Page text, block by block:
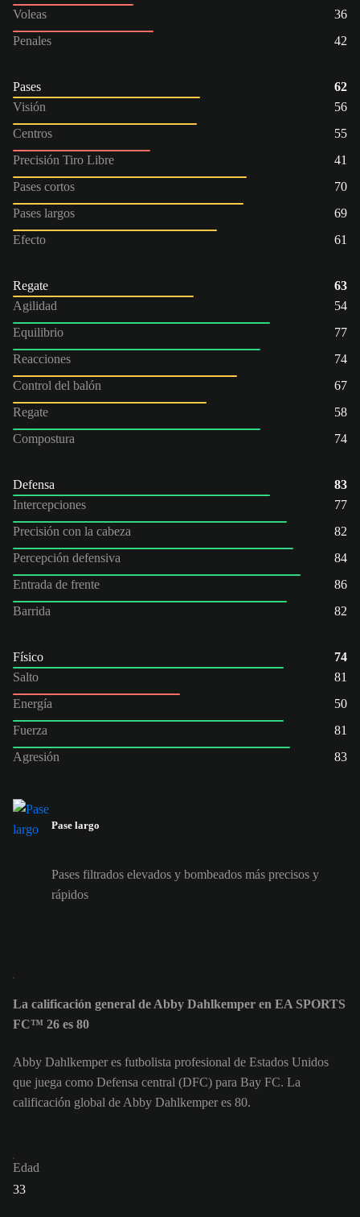
Voleas
36
Penales
42
Pases
62
Visión
56
Centros
55
Precisión Tiro Libre
41
Pases cortos
70
Pases largos
69
Efecto
61
Regate
63
Agilidad
54
Equilibrio
77
Reacciones
74
Control del balón
67
Regate
58
Compostura
74
Defensa
83
Intercepciones
77
Precisión con la cabeza
82
Percepción defensiva
84
Entrada de frente
86
Barrida
82
Físico
74
Salto
81
Energía
50
Fuerza
81
Agresión
83
Pase largo
Pases filtrados elevados y bombeados más precisos y
rápidos
La calificación general de Abby Dahlkemper en EA SPORTS
FC™ 26 es 80
Abby Dahlkemper es futbolista profesional de Estados Unidos
que juega como Defensa central (DFC) para Bay FC. La
calificación global de Abby Dahlkemper es 80.
Edad
33